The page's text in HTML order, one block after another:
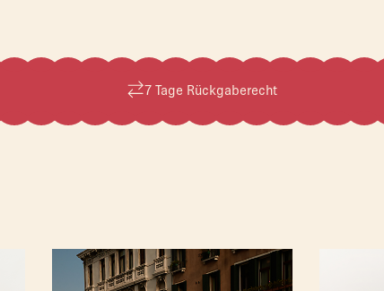
7 Tage Rückgaberecht